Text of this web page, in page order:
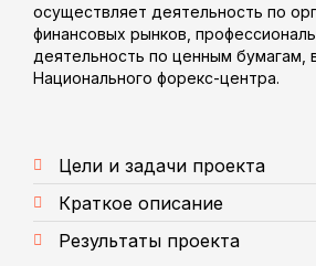
осуществляет деятельность по
финансовых рынков,
деятельность по ценным бумагам,
Национального форекс-центра.
Цели и задачи проекта
Краткое описание
Результаты проекта